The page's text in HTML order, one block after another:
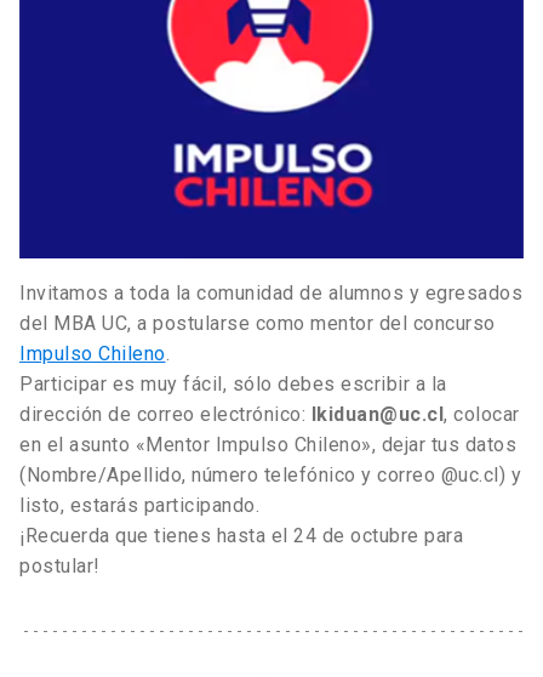
Invitamos a toda la comunidad de alumnos y egresados
del MBA UC, a postularse como mentor del concurso
Impulso Chileno.
Participar es muy fácil, sólo debes escribir a la
dirección de correo electrónico:
lkiduan@uc.cl , colocar
en el asunto «Mentor Impulso Chileno», dejar tus datos
(Nombre/Apellido, número telefónico y correo @uc.cl) y
listo, estarás participando.
¡Recuerda que tienes hasta el 24 de octubre para
postular!